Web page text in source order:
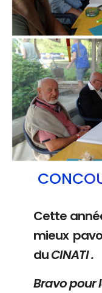
Cette
mieux
duCINATI .
Bravo pour